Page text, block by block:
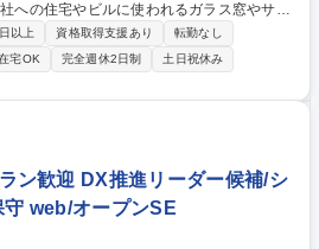
への住宅やビルに使われるガラス窓やサッ
販売や施工提案などをお任せします。お客
りに貢献◎ ■茨城県内の20～25
年にわたるお付き合いのあるお客様が多
っていきます。 【入社後】2ヶ月間は本社
場や仕入れ部門を回り、製品の仕組みや強
その後は支店長やベテラン社員の丁寧なOJ
種 水戸【ルート営業】
以上黒字継続/ノルマ・転勤無
以上 資格取得支援あり
転勤なし
宅OK 完全週休2日制
土日祝休み
ン歓迎 DX推進リーダー候補/シ
web/オープンSE